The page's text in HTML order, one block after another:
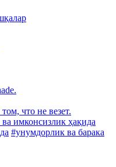
что не везет.
имконсизлик ҳақида
#унумдорлик ва барака